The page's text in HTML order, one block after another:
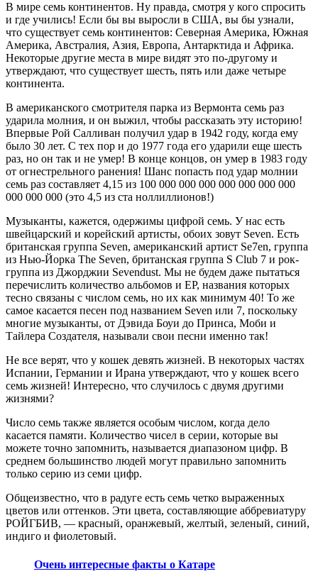
В мире семь континентов. Ну правда, смотря у кого спросить
и где учились! Если бы вы выросли в США, вы бы узнали,
что существует семь континентов: Северная Америка, Южная
Америка, Австралия, Азия, Европа, Антарктида и Африка.
Некоторые другие места в мире видят это по-другому и
утверждают, что существует шесть, пять или даже четыре
континента.
В американского смотрителя парка из Вермонта семь раз
ударила молния, и он выжил, чтобы рассказать эту историю!
Впервые Рой Салливан получил удар в 1942 году, когда ему
было 30 лет. С тех пор и до 1977 года его ударили еще шесть
раз, но он так и не умер! В конце концов, он умер в 1983 году
от огнестрельного ранения! Шанс попасть под удар молнии
семь раз составляет 4,15 из 100 000 000 000 000 000 000 000
000 000 000 (это 4,5 из ста ноллиллионов!)
Музыканты, кажется, одержимы цифрой семь. У нас есть
швейцарский и корейский артисты, обоих зовут Seven. Есть
британская группа Seven, американский артист Se7en, группа
из Нью-Йорка The Seven, британская группа S Club 7 и рок-
группа из Джорджии Sevendust. Мы не будем даже пытаться
перечислить количество альбомов и EP, названия которых
тесно связаны с числом семь, но их как минимум 40! То же
самое касается песен под названием Seven или 7, поскольку
многие музыканты, от Дэвида Боуи до Принса, Моби и
Тайлера Создателя, называли свои песни именно так!
Не все верят, что у кошек девять жизней. В некоторых частях
Испании, Германии и Ирана утверждают, что у кошек всего
семь жизней! Интересно, что случилось с двумя другими
жизнями?
Число семь также является особым числом, когда дело
касается памяти. Количество чисел в серии, которые вы
можете точно запомнить, называется диапазоном цифр. В
среднем большинство людей могут правильно запомнить
только серию из семи цифр.
Общеизвестно, что в радуге есть семь четко выраженных
цветов или оттенков. Эти цвета, составляющие аббревиатуру
РОЙГБИВ, — красный, оранжевый, желтый, зеленый, синий,
индиго и фиолетовый.
Очень интересные факты о Катаре